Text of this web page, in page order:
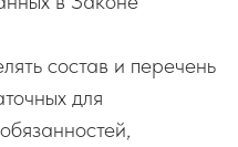
состав и перечень
для